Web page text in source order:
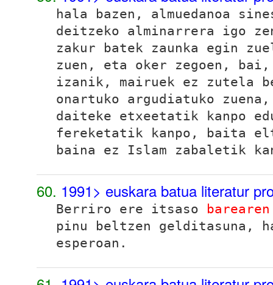
hala bazen, almuedanoa
deitzeko alminarrera igo
zakur batek zaunka egin
zuen, eta oker zegoen,
izanik, mairuek ez zutela
onartuko argudiatuko
daiteke etxeetatik kanpo
fereketatik kanpo, baita
baina ez Islam zabaletik
60. 1991> euskara batua literatur
Berriro ere itsaso barearen
pinu beltzen gelditasuna,
esperoan.